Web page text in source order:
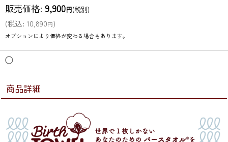
販売価格: 9,900円(税別)
(税込: 10,890円)
オプションにより価格が変わる場合もあります。
◯
商品詳細